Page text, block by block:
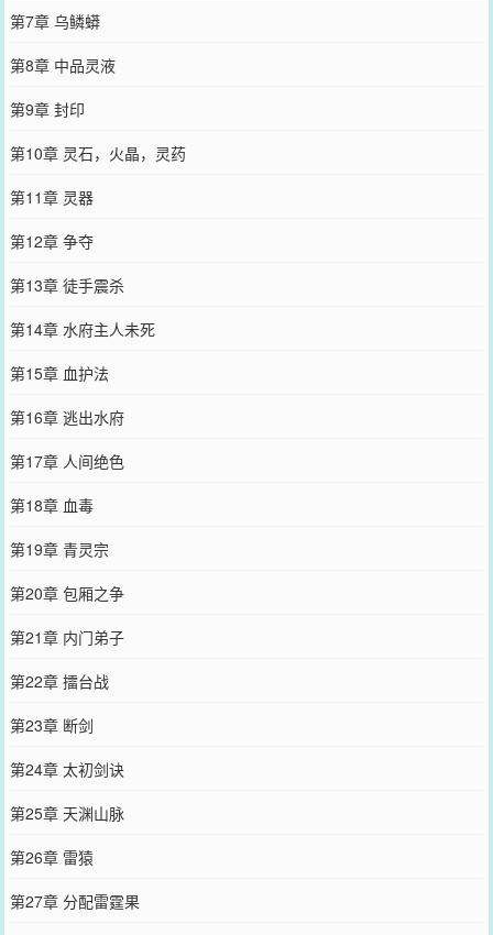
第7章 乌鳞蟒
第8章 中品灵液
第9章 封印
第10章 灵石，火晶，灵药
第11章 灵器
第12章 争夺
第13章 徒手震杀
第14章 水府主人未死
第15章 血护法
第16章 逃出水府
第17章 人间绝色
第18章 血毒
第19章 青灵宗
第20章 包厢之争
第21章 内门弟子
第22章 擂台战
第23章 断剑
第24章 太初剑诀
第25章 天渊山脉
第26章 雷猿
第27章 分配雷霆果